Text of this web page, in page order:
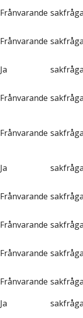
Frånvarande
Frånvarande
Ja
Frånvarande
Frånvarande
Ja
Frånvarande
Frånvarande
Frånvarande
Frånvarande
Ja